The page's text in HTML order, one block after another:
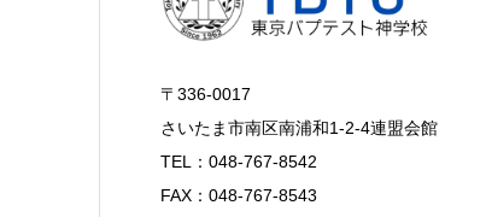
〒336-0017
さいたま市南区南浦和1-2-4連盟会館
TEL：048-767-8542
FAX：048-767-8543